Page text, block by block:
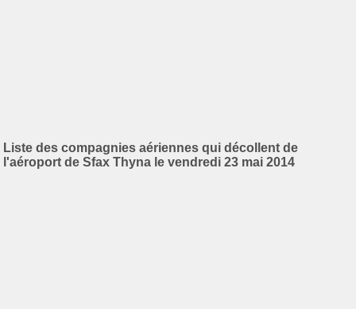
Liste des compagnies aériennes qui décollent de
l'aéroport de Sfax Thyna le vendredi 23 mai 2014